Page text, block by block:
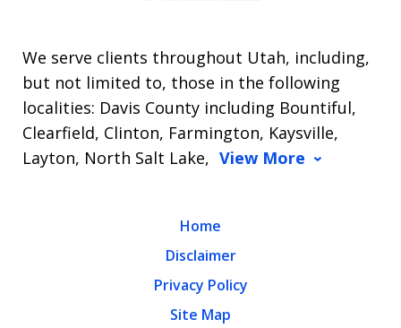
We serve clients throughout Utah, including,
but not limited to, those in the following
localities: Davis County including Bountiful,
Clearfield, Clinton, Farmington, Kaysville,
Layton, North Salt Lake, View More
Home
Disclaimer
Privacy Policy
Site Map